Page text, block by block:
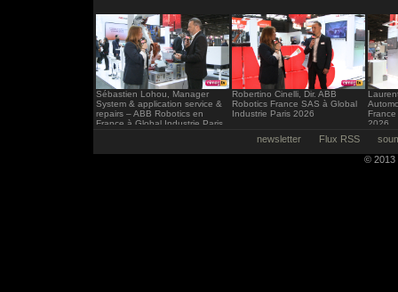
Sébastien Lohou, Manager
System & application service &
repairs – ABB Robotics en
France à Global Industrie Paris
Robertino Cinelli, Dir. ABB
Robotics France SAS à Global
Industrie Paris 2026
2026
newsletter Flux RSS
© 2013